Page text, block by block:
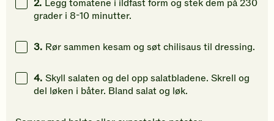
2. Legg tomatene i ildfast form og stek dem på 230
grader i 8-10 minutter.
3. Rør sammen kesam og søt chilisaus til dressing.
4. Skyll salaten og del opp salatbladene. Skrell og
del løken i båter. Bland salat og løk.